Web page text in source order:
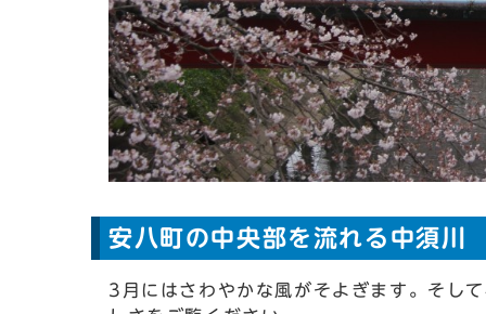
安八町の中央部を流れる中須川
3月にはさわやかな風がそよぎます。そし